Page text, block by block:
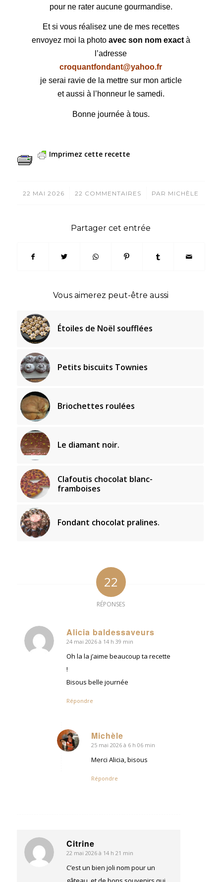
pour ne rater aucune gourmandise.
Et si vous réalisez une de mes recettes
envoyez moi la photo avec son nom exactà
l’adresse
croquantfondant@yahoo.fr
je serai ravie de la mettre sur mon article
et aussi à l’honneur le samedi.
Bonne journée à tous.
Imprimez cette recette
22 MAI 2026
/ 22 COMMENTAIRES
/ PAR MICHÈLE
Partager cet entrée
Vous aimerez peut-être aussi
Étoiles de Noël soufflées
Petits biscuits Townies
Briochettes roulées
Le diamant noir.
Clafoutis chocolat blanc-
framboises
Fondant chocolat pralines.
22
RÉPONSES
Alicia baldessaveurs
dit
:
24 mai 2026 à 14 h 39 min
Oh la la j’aime beaucoup ta recette
!
Bisous belle journée
Répondre
Michèle
dit
25 mai 2026 à 6 h 06 min
Merci Alicia, bisous
Répondre
Citrine
dit
22 mai 2026 à 14 h 21 min
C’est un bien joli nom pour un